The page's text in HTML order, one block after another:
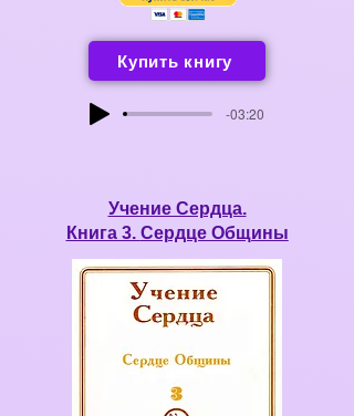
Купить книгу
-03:20
Учение Сердца.
Книга 3. Сердце Общины